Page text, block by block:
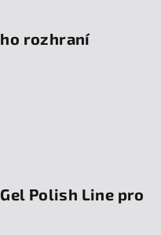
rozhraní
Polish Line pro